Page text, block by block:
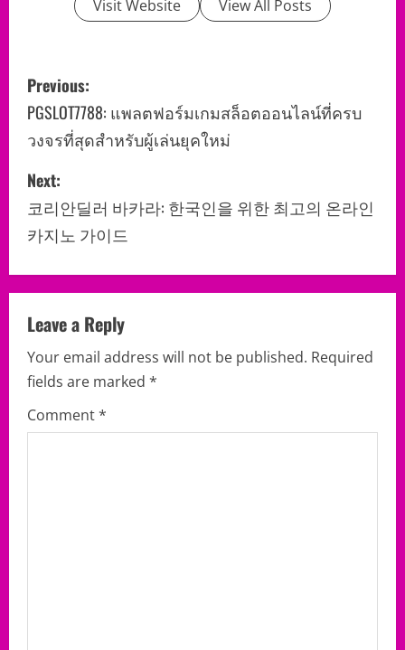
Visit Website View All Posts
P
o
s
t
n
a
v
i
g
a
Previous:
PGSLOT7788: แพลตฟอร์มเกมสล็อตออนไลน์ที่ครบ
วงจรที่สุดสำหรับผู้เล่นยุคใหม่
Next:
코리안딜러 바카라: 한국인을 위한 최고의 온라인
카지노 가이드
Leave a Reply
Your email address will not be published. Required
fields are marked *
Comment*